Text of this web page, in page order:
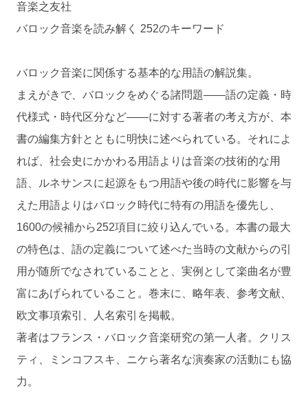
音楽之友社
バロック音楽を読み解く 252のキーワード
バロック音楽に関係する基本的な用語の解説集。
まえがきで、バロックをめぐる諸問題――語の定義・時
代様式・時代区分など――に対する著者の考え方が、本
書の編集方針とともに明快に述べられている。それによ
れば、社会史にかかわる用語よりは音楽の技術的な用
語、ルネサンスに起源をもつ用語や後の時代に影響を与
えた用語よりはバロック時代に特有の用語を優先し、
1600の候補から252項目に絞り込んでいる。本書の最大
の特色は、語の定義について述べた当時の文献からの引
用が随所でなされていることと、実例として楽曲名が豊
富にあげられていること。巻末に、略年表、参考文献、
欧文事項索引、人名索引を掲載。
著者はフランス・バロック音楽研究の第一人者。クリス
ティ、ミンコフスキ、ニケら著名な演奏家の活動にも協
力。